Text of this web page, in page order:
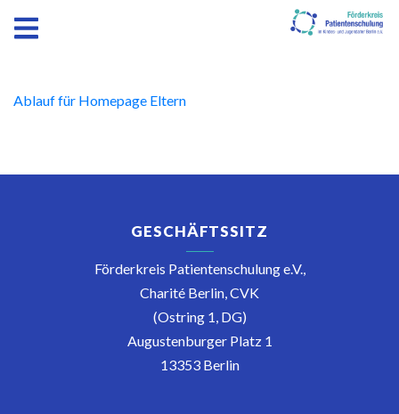
Ablauf für Homepage Eltern
GESCHÄFTSSITZ
Förderkreis Patientenschulung e.V.,
Charité Berlin, CVK
(Ostring 1, DG)
Augustenburger Platz 1
13353 Berlin